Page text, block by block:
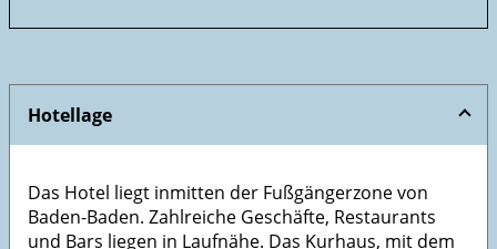
Hotellage
Das Hotel liegt inmitten der Fußgängerzone von
Baden-Baden. Zahlreiche Geschäfte, Restaurants
und Bars liegen in Laufnähe. Das Kurhaus, mit dem